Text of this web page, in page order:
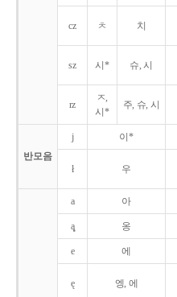
cz ㅊ 치
sz 시* 슈, 시
rz
ㅈ,
시*
주, 슈, 시
반모음
j 이*
ł 우
a 아
ą̨ 옹
e 에
ę 엥, 에